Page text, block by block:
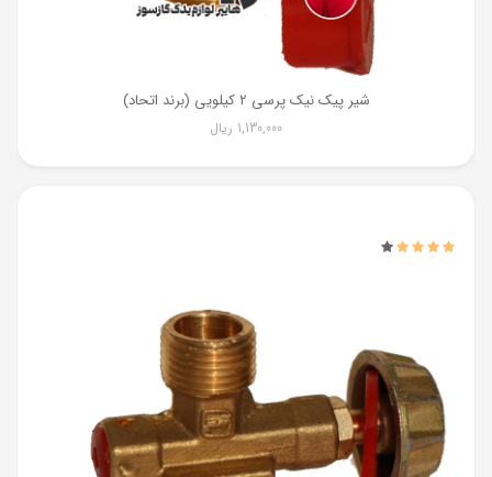
شیر پیک نیک پرسی 2 کیلویی (برند اتحاد)
1,130,000 ریال